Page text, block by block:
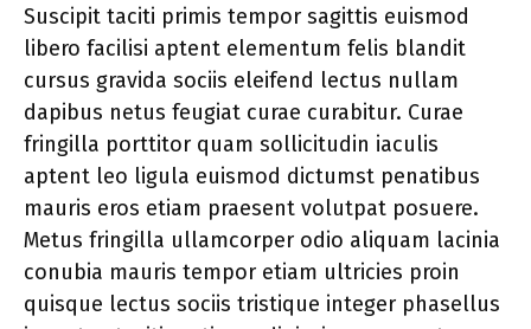
Suscipit taciti primis tempor sagittis euismod
libero facilisi aptent elementum felis blandit
cursus gravida sociis eleifend lectus nullam
dapibus netus feugiat curae curabitur. Curae
fringilla porttitor quam sollicitudin iaculis
aptent leo ligula euismod dictumst penatibus
mauris eros etiam praesent volutpat posuere.
Metus fringilla ullamcorper odio aliquam lacinia
conubia mauris tempor etiam ultricies proin
quisque lectus sociis tristique integer phasellus